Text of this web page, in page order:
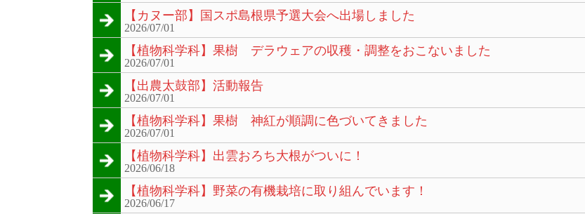
【カヌー部】国スポ島根県予選大会へ出場しました
2026/07/01
【植物科学科】果樹 デラウェアの収穫・調整をおこないました
2026/07/01
【出農太鼓部】活動報告
2026/07/01
【植物科学科】果樹 神紅が順調に色づいてきました
2026/07/01
【植物科学科】出雲おろち大根がついに！
2026/06/18
【植物科学科】野菜の有機栽培に取り組んでいます！
2026/06/17